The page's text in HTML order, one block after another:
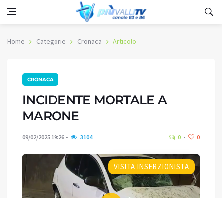
Home Categorie Cronaca Articolo
CRONACA
INCIDENTE MORTALE A
MARONE
09/02/2025 19:26 3104 0 0
VISITA INSERZIONISTA